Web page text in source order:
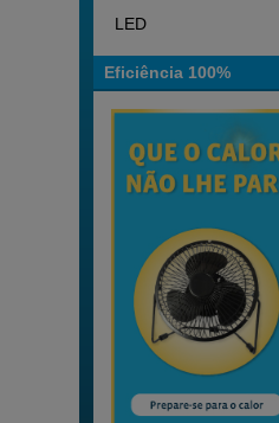
LED
Eficiência 100%